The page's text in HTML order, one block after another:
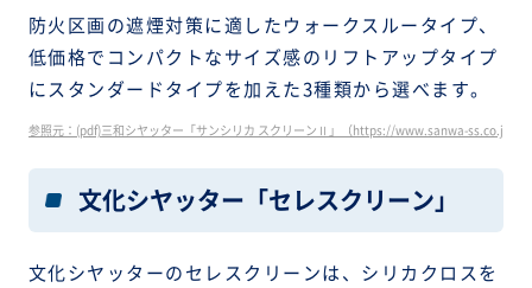
防火区画の遮煙対策に適したウォークスルータイプ、
低価格でコンパクトなサイズ感のリフトアップタイプ
にスタンダードタイプを加えた3種類から選べます。
参照元：(pdf)三和シヤッター「サンシリカ スクリーンⅡ」（https://www.sanwa-ss.co.jp/
文化シヤッター「セレスクリーン」
文化シヤッターのセレスクリーンは、シリカクロスを